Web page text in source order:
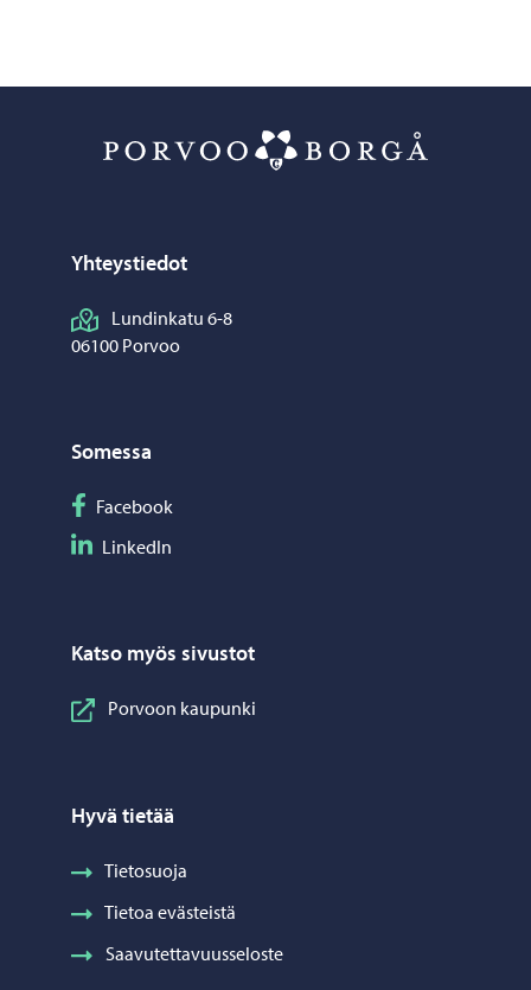
Yhteystiedot
Lundinkatu 6-8
06100 Porvoo
Somessa
Seuraa Facebook
Facebook
Seuraa LinkedIn
LinkedIn
Katso myös sivustot
Porvoon kaupunki
Hyvä tietää
Tietosuoja
Tietoa evästeistä
Saavutettavuusseloste